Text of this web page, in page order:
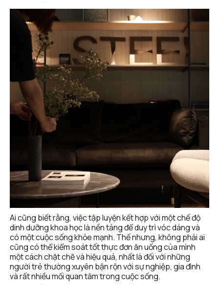
Ai cũng biết rằng, việc tập luyện kết hợp với một chế độ
dinh dưỡng khoa học là nền tảng để duy trì vóc dáng và
có một cuộc sống khỏe mạnh. Thế nhưng, không phải ai
cũng có thể kiểm soát tốt thực đơn ăn uống của mình
một cách chặt chẽ và hiệu quả, nhất là đối với những
người trẻ thường xuyên bận rộn với sự nghiệp, gia đình
và rất nhiều mối quan tâm trong cuộc sống.